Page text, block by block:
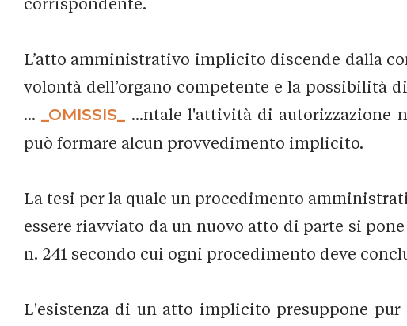
L’atto amministrativo implicito discende dalla
volontà dell’organo competente e la possibilità
...
_OMISSIS_
...ntale l'attività di autorizzazione
può formare alcun provvedimento implicito.
La tesi per la quale un procedimento
essere riavviato da un nuovo atto di parte si
n. 241 secondo cui ogni procedimento deve
L'esistenza di un atto implicito presuppone